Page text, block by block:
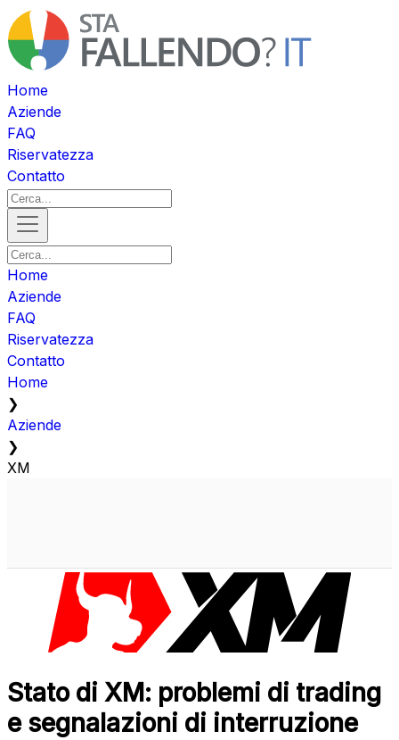
Home
Aziende
FAQ
Riservatezza
Contatto
Home
Aziende
FAQ
Riservatezza
Contatto
Home
❯
Aziende
❯
XM
Stato di XM: problemi di trading
e segnalazioni di interruzione